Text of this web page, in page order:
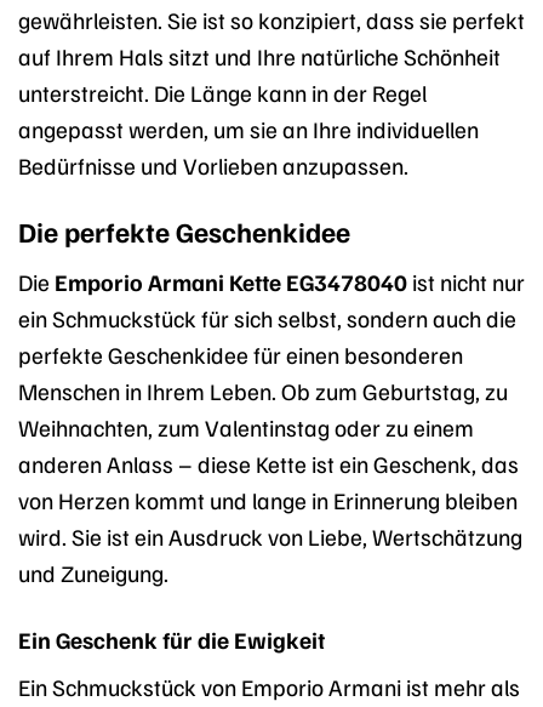
gewährleisten. Sie ist so konzipiert, dass sie perfekt
auf Ihrem Hals sitzt und Ihre natürliche Schönheit
unterstreicht. Die Länge kann in der Regel
angepasst werden, um sie an Ihre individuellen
Bedürfnisse und Vorlieben anzupassen.
Die perfekte Geschenkidee
Die Emporio Armani Kette EG3478040 ist nicht nur
ein Schmuckstück für sich selbst, sondern auch die
perfekte Geschenkidee für einen besonderen
Menschen in Ihrem Leben. Ob zum Geburtstag, zu
Weihnachten, zum Valentinstag oder zu einem
anderen Anlass – diese Kette ist ein Geschenk, das
von Herzen kommt und lange in Erinnerung bleiben
wird. Sie ist ein Ausdruck von Liebe, Wertschätzung
und Zuneigung.
Ein Geschenk für die Ewigkeit
Ein Schmuckstück von Emporio Armani ist mehr als